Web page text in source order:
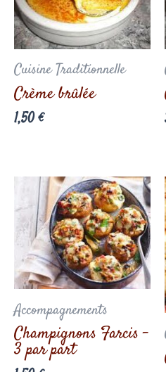
Cuisine Traditionnelle
Crème brûlée
1,50€
Accompagnements
Champignons Farcis –
3 par part